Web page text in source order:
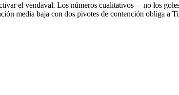
el vendaval. Los números cualitativos —no los
media baja con dos pivotes de contención obliga a